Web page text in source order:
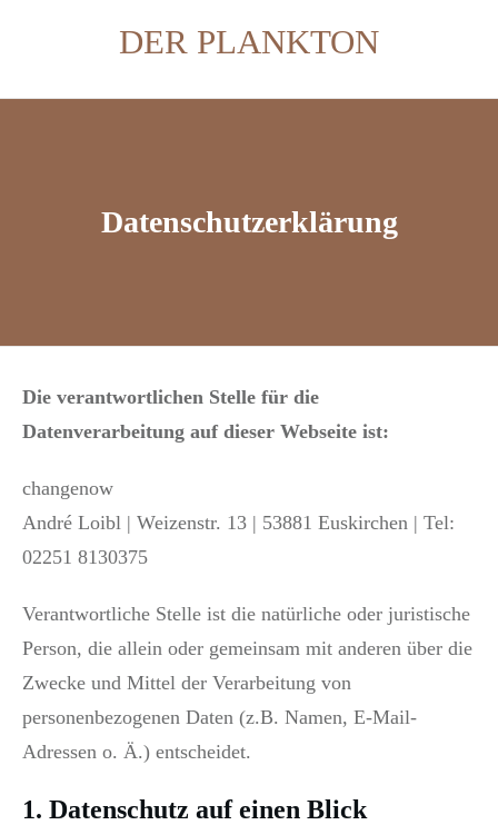
DER PLANKTON
Datenschutzerklärung
Die verantwortlichen Stelle für die
Datenverarbeitung auf dieser Webseite ist:
changenow
André Loibl | Weizenstr. 13 | 53881 Euskirchen | Tel:
02251 8130375
Verantwortliche Stelle ist die natürliche oder juristische
Person, die allein oder gemeinsam mit anderen über die
Zwecke und Mittel der Verarbeitung von
personenbezogenen Daten (z.B. Namen, E-Mail-
Adressen o. Ä.) entscheidet.
1. Datenschutz auf einen Blick